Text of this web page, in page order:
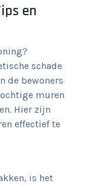
en
schade
de bewoners
muren
Hier zijn
effectief te
is het